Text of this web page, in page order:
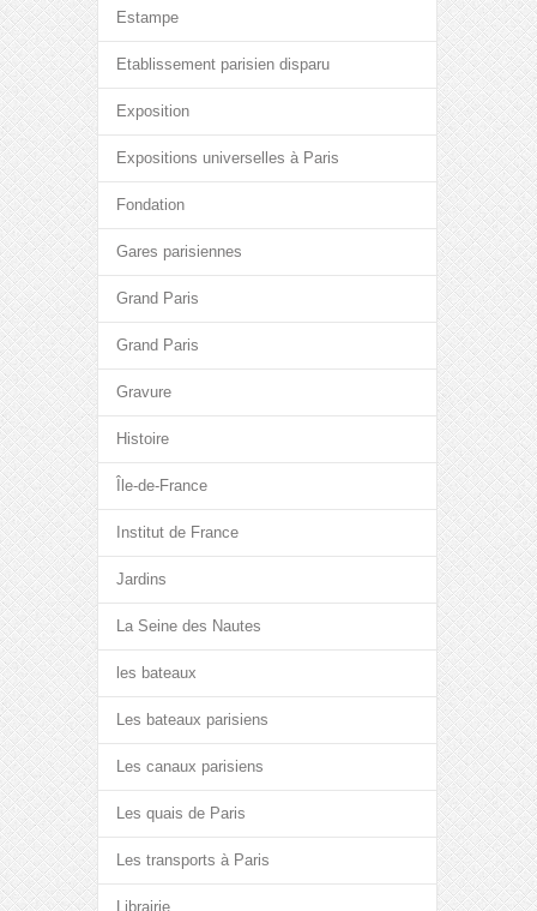
Estampe
Etablissement parisien disparu
Exposition
Expositions universelles à Paris
Fondation
Gares parisiennes
Grand Paris
Grand Paris
Gravure
Histoire
Île-de-France
Institut de France
Jardins
La Seine des Nautes
les bateaux
Les bateaux parisiens
Les canaux parisiens
Les quais de Paris
Les transports à Paris
Librairie